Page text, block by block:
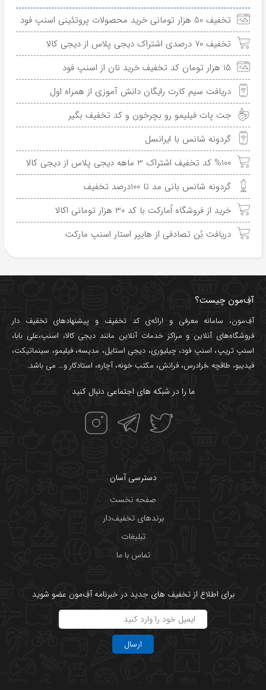
تخفیف 50 هزار تومانی خرید محصولات پروتئینی اسنپ فود
تخفیف 70 درصدی اشتراک دیجی پلاس از دیجی کالا
15 هزار تومان کد تخفیف خرید نان از اسنپ فود
دریافت سیم کارت رایگان دانش آموزی از همراه اول
جت پات فیلیمو رو بچرخون و کد تخفیف بگیر
گردونه شانس با ایرانسل
%100 کد تخفیف اشتراک 3 ماهه دیجی پلاس از دیجی کالا
گردونه شانس بانی مد تا 100درصد تخفیف
خرید از فروشگاه اُمارکت با کد 30 هزار تومانی اکالا
دریافت بُن تصادفی از هایپر استار اسنپ مارکت
آفِ‌مون چیست؟
آفِ‌مون، سامانه معرفی و ارائه‌یکد تخفیف و پیشنهادهای تخفیف دار
فروشگاه‌های آنلاین و مراکز خدمات آنلاین مانند دیجی کالا، اسنپ،علی بابا،
اسنپ تریپ، اسنپ فود،چیلیوری، دیجی استایل، مدیسه،فیلیمو، سینماتیکت،
فیدیبو، طاقچه ،فرادرس، فرانش، مکتب خونه،آچاره، استادکار و... می باشد.
ما را در شبکه های اجتماعی دنبال کنید
دسترسی آسان
صفحه نخست
برندهای تخفیف‌دار
تبلیغات
تماس با ما
برای اطلاع از تخفیف های جدید در خبرنامه آفِ‌مون عضو شوید
ارسال